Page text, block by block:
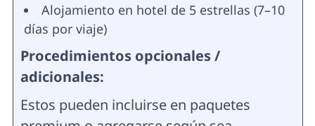
Alojamiento en hotel de 5 estrellas (7–10
días por viaje)
Procedimientos opcionales /
adicionales:
Estos pueden incluirse en paquetes